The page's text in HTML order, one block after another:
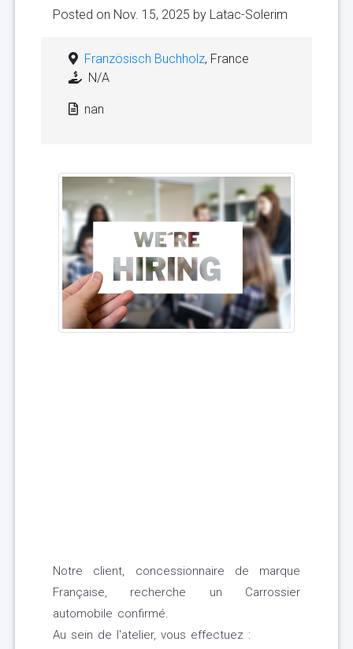
Posted on Nov. 15, 2025 by Latac-Solerim
Französisch Buchholz, France
N/A
nan
Notre client, concessionnaire de marque
Française, recherche un Carrossier
automobile confirmé.
Au sein de l'atelier, vous effectuez :